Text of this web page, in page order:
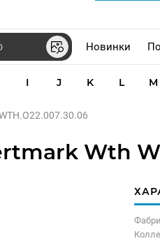
Новинки
I J K L M
Wth